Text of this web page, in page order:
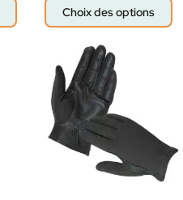
Choix des options